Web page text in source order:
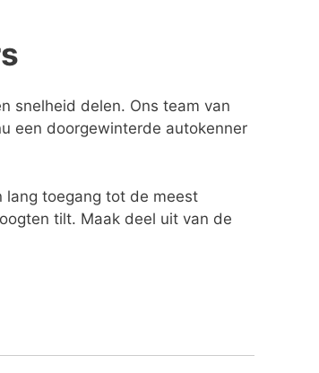
snelheid delen. Ons team van
een doorgewinterde autokenner
lang toegang tot de meest
tilt. Maak deel uit van de